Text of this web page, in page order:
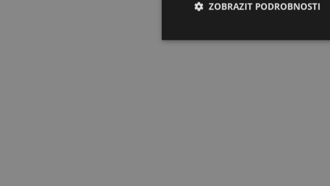
ZOBRAZIT PODROBNOSTI